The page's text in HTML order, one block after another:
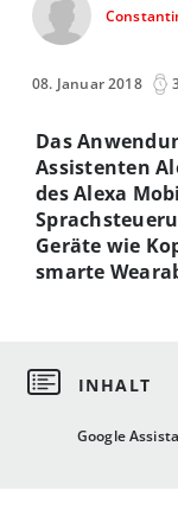
08. Januar 2018
Google
Das
Assistenten
des Alexa
Geräte wie
smarte